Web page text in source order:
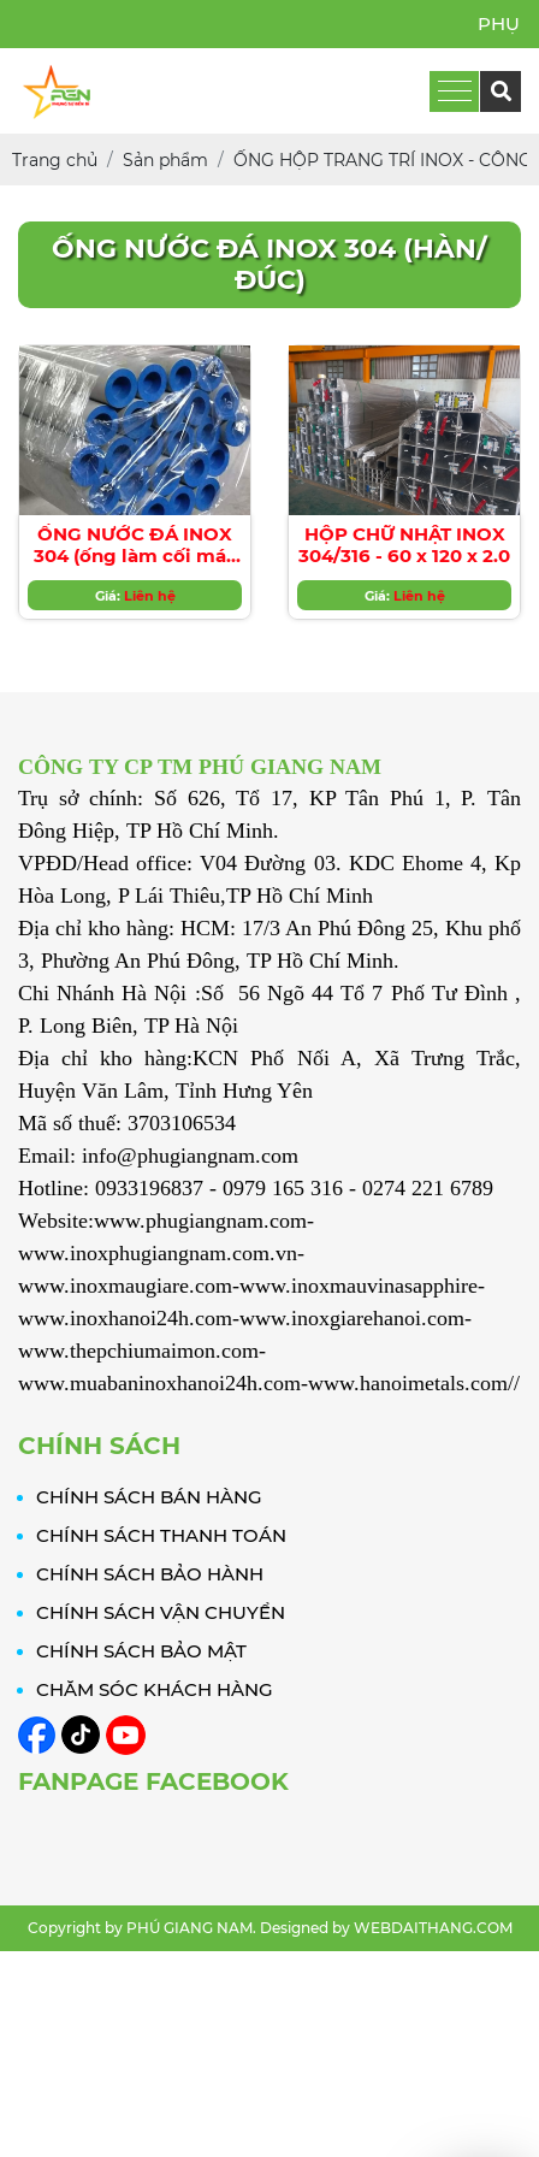
Trang chủ Sản phẩm ỐNG HỘP TRANG TRÍ INOX - CÔNG
ỐNG NƯỚC ĐÁ INOX 304 (HÀN/
ĐÚC)
ỐNG NƯỚC ĐÁ INOX
304 (ống làm cối máy
sản xuất nước đá)
Giá: Liên hệ
HỘP CHỮ NHẬT INOX
304/316 - 60 x 120 x 2.0
Giá: Liên hệ
CÔNG TY CP TM PHÚ GIANG NAM
Trụ sở chính: Số 626, Tổ 17, KP Tân Phú 1, P. Tân
Đông Hiệp, TP Hồ Chí Minh.
VPĐD/Head office: V04 Đường 03. KDC Ehome 4, Kp
Hòa Long, P Lái Thiêu,TP Hồ Chí Minh
Địa chỉ kho hàng: HCM: 17/3 An Phú Đông 25, Khu phố
3, Phường An Phú Đông, TP Hồ Chí Minh.
Chi Nhánh Hà Nội :Số 56 Ngõ 44 Tổ 7 Phố Tư Đình ,
P. Long Biên, TP Hà Nội
Địa chỉ kho hàng:KCN Phố Nối A, Xã Trưng Trắc,
Huyện Văn Lâm, Tỉnh Hưng Yên
Mã số thuế: 3703106534
Email: info@phugiangnam.com
Hotline: 0933196837 - 0979 165 316 - 0274 221 6789
Website:www.phugiangnam.com-
www.inoxphugiangnam.com.vn-
www.inoxmaugiare.com-www.inoxmauvinasapphire-
www.inoxhanoi24h.com-www.inoxgiarehanoi.com-
www.thepchiumaimon.com-
www.muabaninoxhanoi24h.com-www.hanoimetals.com//
CHÍNH SÁCH
CHÍNH SÁCH BÁN HÀNG
CHÍNH SÁCH THANH TOÁN
CHÍNH SÁCH BẢO HÀNH
CHÍNH SÁCH VẬN CHUYỂN
CHÍNH SÁCH BẢO MẬT
CHĂM SÓC KHÁCH HÀNG
FANPAGE FACEBOOK
Copyright by PHÚ GIANG NAM. Designed by WEBDAITHANG.COM